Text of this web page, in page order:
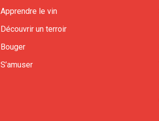
Apprendre le vin
Découvrir un terroir
Bouger
S’amuser